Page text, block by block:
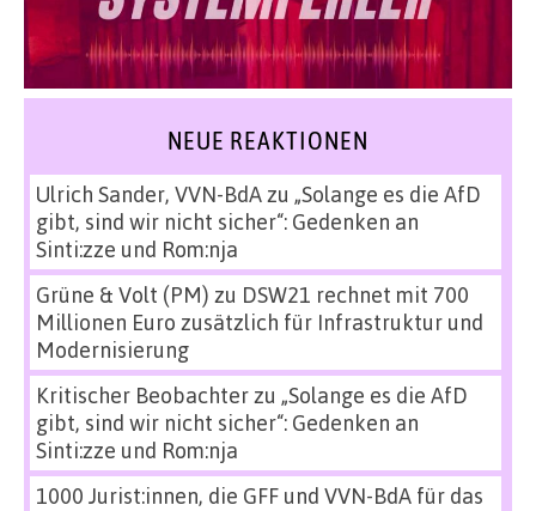
NEUE REAKTIONEN
Ulrich Sander, VVN-BdAzu „Solange es die AfD
gibt, sind wir nicht sicher“: Gedenken an
Sinti:zze und Rom:nja
Grüne & Volt (PM) zu DSW21 rechnet mit 700
Millionen Euro zusätzlich für Infrastruktur und
Modernisierung
Kritischer Beobachterzu „Solange es die AfD
gibt, sind wir nicht sicher“: Gedenken an
Sinti:zze und Rom:nja
1000 Jurist:innen, die GFF und VVN-BdA für das